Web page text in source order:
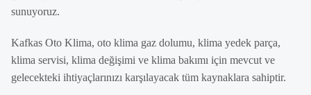
sunuyoruz.
Kafkas Oto Klima, oto klima gaz dolumu, klima yedek parça,
klima servisi, klima değişimi ve klima bakımı için mevcut ve
gelecekteki ihtiyaçlarınızı karşılayacak tüm kaynaklara sahiptir.